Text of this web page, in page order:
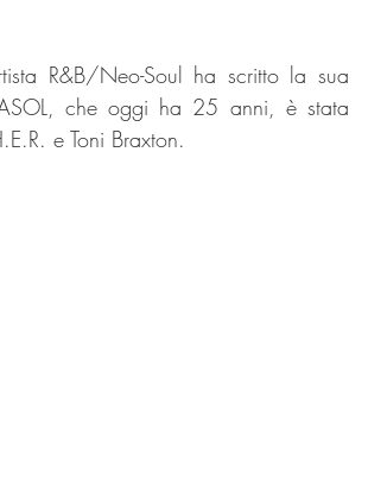
R&B/Neo-Soul ha scritto la sua
che oggi ha 25 anni, è stata
e Toni Braxton.